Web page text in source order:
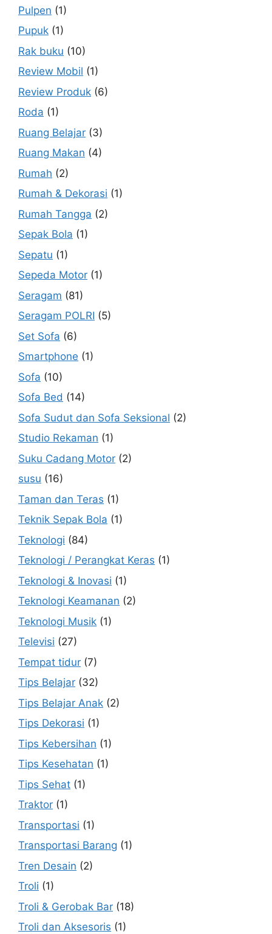
Pulpen (1)
Pupuk (1)
Rak buku (10)
Review Mobil (1)
Review Produk (6)
Roda (1)
Ruang Belajar (3)
Ruang Makan (4)
Rumah (2)
Rumah & Dekorasi (1)
Rumah Tangga (2)
Sepak Bola (1)
Sepatu (1)
Sepeda Motor (1)
Seragam (81)
Seragam POLRI (5)
Set Sofa (6)
Smartphone (1)
Sofa (10)
Sofa Bed (14)
Sofa Sudut dan Sofa Seksional (2)
Studio Rekaman (1)
Suku Cadang Motor (2)
susu (16)
Taman dan Teras (1)
Teknik Sepak Bola (1)
Teknologi (84)
Teknologi / Perangkat Keras (1)
Teknologi & Inovasi (1)
Teknologi Keamanan (2)
Teknologi Musik (1)
Televisi (27)
Tempat tidur (7)
Tips Belajar (32)
Tips Belajar Anak (2)
Tips Dekorasi (1)
Tips Kebersihan (1)
Tips Kesehatan (1)
Tips Sehat (1)
Traktor (1)
Transportasi (1)
Transportasi Barang (1)
Tren Desain (2)
Troli (1)
Troli & Gerobak Bar (18)
Troli dan Aksesoris (1)